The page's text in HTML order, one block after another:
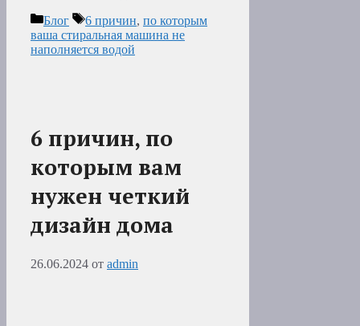
Рубрики
Блог Метки
6 причин, по которым
ваша стиральная машина не
наполняется водой
6 причин, по
которым вам
нужен четкий
дизайн дома
26.06.2024 от admin